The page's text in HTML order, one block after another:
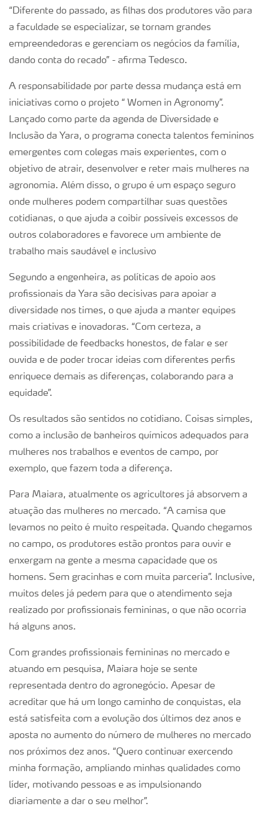
“Diferente do passado, as filhas dos produtores vão para
a faculdade se especializar, se tornam grandes
empreendedoras e gerenciam os negócios da família,
dando conta do recado” - afirma Tedesco.
A responsabilidade por parte dessa mudança está em
iniciativas como o projeto “ Women in Agronomy”.
Lançado como parte da agenda de Diversidade e
Inclusão da Yara, o programa conecta talentos femininos
emergentes com colegas mais experientes, com o
objetivo de atrair, desenvolver e reter mais mulheres na
agronomia. Além disso, o grupo é um espaço seguro
onde mulheres podem compartilhar suas questões
cotidianas, o que ajuda a coibir possíveis excessos de
outros colaboradores e favorece um ambiente de
trabalho mais saudável e inclusivo
Segundo a engenheira, as políticas de apoio aos
profissionais da Yara são decisivas para apoiar a
diversidade nos times, o que ajuda a manter equipes
mais criativas e inovadoras. “Com certeza, a
possibilidade de feedbacks honestos, de falar e ser
ouvida e de poder trocar ideias com diferentes perfis
enriquece demais as diferenças, colaborando para a
equidade”.
Os resultados são sentidos no cotidiano. Coisas simples,
como a inclusão de banheiros químicos adequados para
mulheres nos trabalhos e eventos de campo, por
exemplo, que fazem toda a diferença.
Para Maiara, atualmente os agricultores já absorvem a
atuação das mulheres no mercado. “A camisa que
levamos no peito é muito respeitada. Quando chegamos
no campo, os produtores estão prontos para ouvir e
enxergam na gente a mesma capacidade que os
homens. Sem gracinhas e com muita parceria”. Inclusive,
muitos deles já pedem para que o atendimento seja
realizado por profissionais femininas, o que não ocorria
há alguns anos.
Com grandes profissionais femininas no mercado e
atuando em pesquisa, Maiara hoje se sente
representada dentro do agronegócio. Apesar de
acreditar que há um longo caminho de conquistas, ela
está satisfeita com a evolução dos últimos dez anos e
aposta no aumento do número de mulheres no mercado
nos próximos dez anos. “Quero continuar exercendo
minha formação, ampliando minhas qualidades como
líder, motivando pessoas e as impulsionando
diariamente a dar o seu melhor”.